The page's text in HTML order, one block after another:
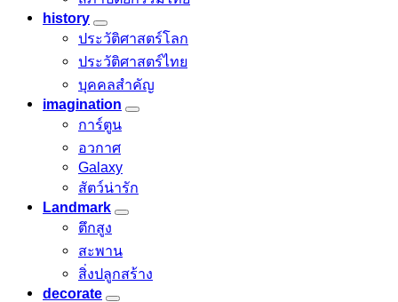
history
ประวัติศาสตร์โลก
ประวัติศาสตร์ไทย
บุคคลสำคัญ
imagination
การ์ตูน
อวกาศ
Galaxy
สัตว์น่ารัก
Landmark
ตึกสูง
สะพาน
สิ่งปลูกสร้าง
decorate